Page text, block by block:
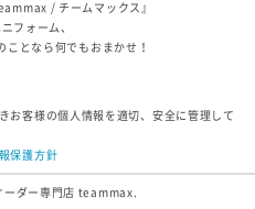
/ チームマックス』
フォーム、
ことなら何でもおまかせ！
お客様の個人情報を適切、安全に管理して
保護方針
ーダー専門店 teammax.